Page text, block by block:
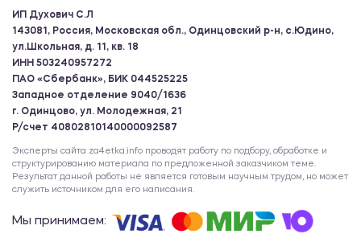
ИП Духович С.Л
143081, Россия, Московская обл., Одинцовский р-н, с.Юдино,
ул.Школьная, д. 11, кв. 18
ИНН 503240957272
ПАО «Сбербанк», БИК 044525225
Западное отделение 9040/1636
г. Одинцово, ул. Молодежная, 21
Р/счет 40802810140000092587
Эксперты сайта za4etka.info проводят работу по подбору, обработке и
структурированию материала по предложенной заказчиком теме.
Результат данной работы не является готовым научным трудом, но может
служить источником для его написания.
Мы принимаем: